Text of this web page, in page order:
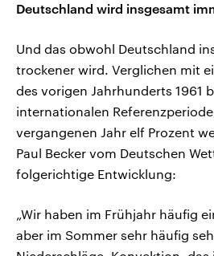
Deutschland wird insgesamt
Und das obwohl Deutschland
trockener wird. Verglichen mit
des vorigen Jahrhunderts 1961
internationalen
vergangenen Jahr elf Prozent
Paul Becker vom Deutschen
folgerichtige Entwicklung:
„Wir haben im Frühjahr häufig
aber im Sommer sehr häufig